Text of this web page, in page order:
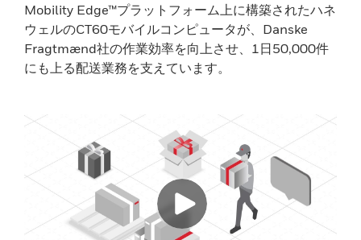
Mobility Edge™プラットフォーム上に構築されたハネ
ウェルのCT60モバイルコンピュータが、Danske
Fragtmænd社の作業効率を向上させ、1日50,000件
にも上る配送業務を支えています。